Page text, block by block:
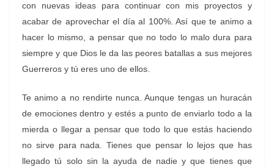
con nuevas ideas para continuar con mis proyectos y
acabar de aprovechar el día al 100%. Así que te animo a
hacer lo mismo, a pensar que no todo lo malo dura para
siempre y que Dios le da las peores batallas a sus mejores
Guerreros y tú eres uno de ellos.
Te animo a no rendirte nunca. Aunque tengas un huracán
de emociones dentro y estés a punto de enviarlo todo a la
mierda o llegar a pensar que todo lo que estás haciendo
no sirve para nada. Tienes que pensar lo lejos que has
llegado tú solo sin la ayuda de nadie y que tienes que